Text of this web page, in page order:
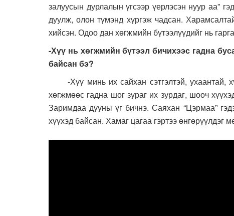
залуусын дурлалын үгсээр үерлэсэн нуур аа”
дуулж, олон түмэнд хүргэж чадсан.
хийсэн. Одоо дан хөгжмийн бүтээлүүдийг нь
-Хүү нь хөгжмийн бүтээл бичихээс гадна
байсан бэ?
-Хүү минь их сайхан сэтгэлтэй, ухаантай,
хөгжмөөс гадна шог зураг их зурдаг, шооч
Заримдаа дууны үг бичнэ. Саяхан “Цэрмаа”
хүүхэд байсан. Хамаг цагаа гэртээ